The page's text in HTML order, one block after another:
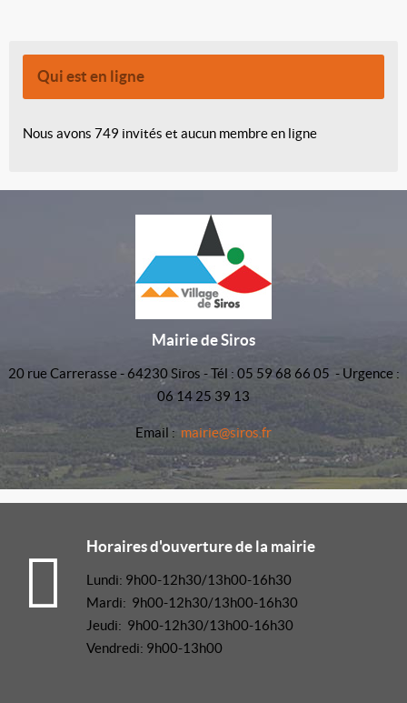
Qui est en ligne
Nous avons 749 invités et aucun membre en ligne
Mairie de Siros
20 rue Carrerasse - 64230 Siros - Tél : 05 59 68 66 05 - Urgence :
06 14 25 39 13
Email : mairie@siros.fr
Horaires d'ouverture de la mairie
Lundi: 9h00-12h30/13h00-16h30
Mardi: 9h00-12h30/13h00-16h30
Jeudi: 9h00-12h30/13h00-16h30
Vendredi: 9h00-13h00